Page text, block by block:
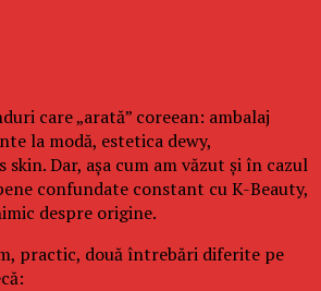
care „arată” coreean: ambalaj
la modă, estetica dewy,
skin. Dar, așa cum am văzut și în cazul
confundate constant cu K-Beauty,
despre origine.
practic, două întrebări diferite pe